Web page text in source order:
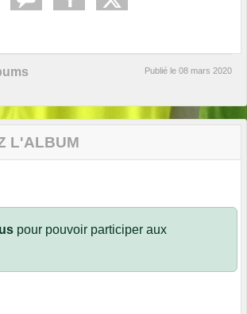
Publié le 08 mars 2020
L'ALBUM
pour pouvoir participer aux